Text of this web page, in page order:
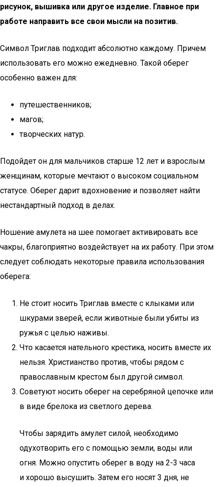
рисунок, вышивка или другое изделие. Главное при
работе направить все свои мысли на позитив.
Символ Триглав подходит абсолютно каждому. Причем
использовать его можно ежедневно. Такой оберег
особенно важен для:
путешественников;
магов;
творческих натур.
Подойдет он для мальчиков старше 12 лет и взрослым
женщинам, которые мечтают о высоком социальном
статусе. Оберег дарит вдохновение и позволяет найти
нестандартный подход в делах.
Ношение амулета на шее помогает активировать все
чакры, благоприятно воздействует на их работу. При этом
следует соблюдать некоторые правила использования
оберега:
Не стоит носить Триглав вместе с клыками или
шкурами зверей, если животные были убиты из
ружья с целью наживы.
Что касается нательного крестика, носить вместе их
нельзя. Христианство против, чтобы рядом с
православным крестом был другой символ.
Советуют носить оберег на серебряной цепочке или
в виде брелока из светлого дерева.
Чтобы зарядить амулет силой, необходимо
одухотворить его с помощью земли, воды или
огня. Можно опустить оберег в воду на 2-3 часа
и хорошо высушить. Затем его носят 3 дня, не